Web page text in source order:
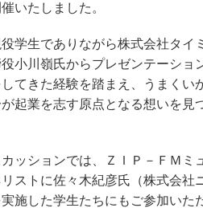
いたしました。
学生でありながら株式会社タ
小川嶺氏からプレゼンテーシ
てきた経験を踏まえ、うまく
起業を志す原点となる想いを見
ッションでは、ＺＩＰ－ＦＭ
ストに佐々木紀彦氏（株式会
施した学生たちにもご参加い